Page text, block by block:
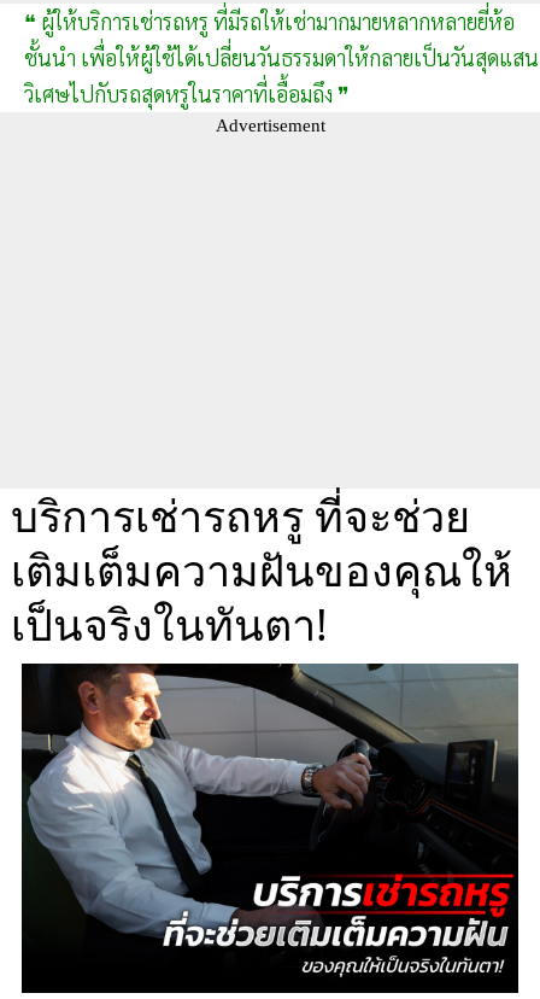
❝ ผู้ให้บริการเช่ารถหรู ที่มีรถให้เช่ามากมายหลากหลายยี่ห้อ
ชั้นนำ เพื่อให้ผู้ใช้ได้เปลี่ยนวันธรรมดาให้กลายเป็นวันสุดแสน
วิเศษไปกับรถสุดหรูในราคาที่เอื้อมถึง ❞
Advertisement
บริการเช่ารถหรู ที่จะช่วย
เติมเต็มความฝันของคุณให้
เป็นจริงในทันตา!